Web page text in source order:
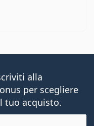
di 5
alla
per scegliere
tuo acquisto.